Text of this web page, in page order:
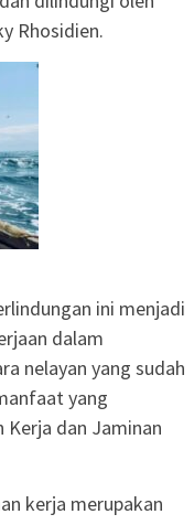
Rhosidien.
ini menjadi
dalam
nelayan yang sudah
yang
Kerja dan Jaminan
kerja merupakan